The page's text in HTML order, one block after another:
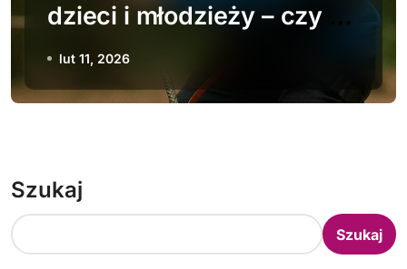
dzieci i młodzieży – czy to
bezpieczne?
lut 11, 2026
Szukaj
Szukaj